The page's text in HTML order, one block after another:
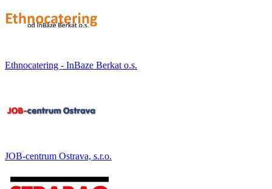
Ethnocatering - InBaze Berkat o.s.
JOB-centrum Ostrava, s.r.o.